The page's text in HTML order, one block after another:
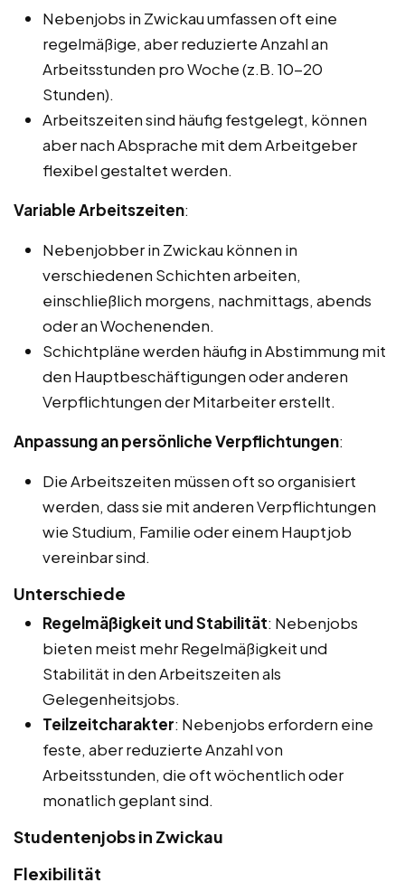
Nebenjobs in Zwickau umfassen oft eine
regelmäßige, aber reduzierte Anzahl an
Arbeitsstunden pro Woche (z.B. 10-20
Stunden).
Arbeitszeiten sind häufig festgelegt, können
aber nach Absprache mit dem Arbeitgeber
flexibel gestaltet werden.
Variable Arbeitszeiten:
Nebenjobber in Zwickau können in
verschiedenen Schichten arbeiten,
einschließlich morgens, nachmittags, abends
oder an Wochenenden.
Schichtpläne werden häufig in Abstimmung mit
den Hauptbeschäftigungen oder anderen
Verpflichtungen der Mitarbeiter erstellt.
Anpassung an persönliche Verpflichtungen:
Die Arbeitszeiten müssen oft so organisiert
werden, dass sie mit anderen Verpflichtungen
wie Studium, Familie oder einem Hauptjob
vereinbar sind.
Unterschiede
Regelmäßigkeit und Stabilität: Nebenjobs
bieten meist mehr Regelmäßigkeit und
Stabilität in den Arbeitszeiten als
Gelegenheitsjobs.
Teilzeitcharakter: Nebenjobs erfordern eine
feste, aber reduzierte Anzahl von
Arbeitsstunden, die oft wöchentlich oder
monatlich geplant sind.
Studentenjobs in Zwickau
Flexibilität